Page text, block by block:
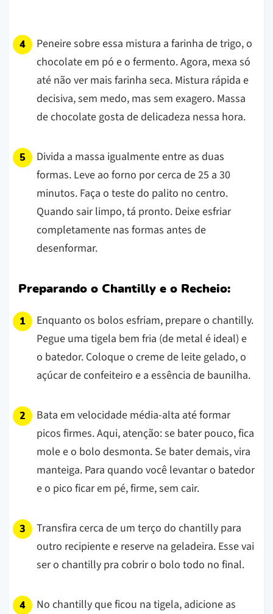
Peneire sobre essa mistura a farinha de trigo, o
chocolate em pó e o fermento. Agora, mexa só
até não ver mais farinha seca. Mistura rápida e
decisiva, sem medo, mas sem exagero. Massa
de chocolate gosta de delicadeza nessa hora.
Divida a massa igualmente entre as duas
formas. Leve ao forno por cerca de 25 a 30
minutos. Faça o teste do palito no centro.
Quando sair limpo, tá pronto. Deixe esfriar
completamente nas formas antes de
desenformar.
Preparando o Chantilly e o Recheio:
Enquanto os bolos esfriam, prepare o chantilly.
Pegue uma tigela bem fria (de metal é ideal) e
o batedor. Coloque o creme de leite gelado, o
açúcar de confeiteiro e a essência de baunilha.
Bata em velocidade média-alta até formar
picos firmes.Aqui, atenção: se bater pouco, fica
mole e o bolo desmonta. Se bater demais, vira
manteiga. Para quando você levantar o batedor
e o pico ficar em pé, firme, sem cair.
Transfira cerca de um terço do chantilly para
outro recipiente e reserve na geladeira. Esse vai
ser o chantilly pra cobrir o bolo todo no final.
No chantilly que ficou na tigela, adicione as